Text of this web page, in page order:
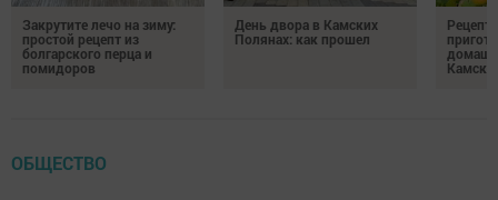
Закрутите лечо на зиму:
простой рецепт из
болгарского перца и
помидоров
День двора в Камских
Полянах: как прошел
ОБЩЕСТВО